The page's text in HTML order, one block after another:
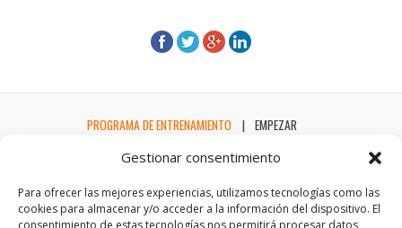
Gestionar consentimiento
Para ofrecer las mejores experiencias, utilizamos tecnologías como las
cookies para almacenar y/o acceder a la información del dispositivo. El
consentimiento de estas tecnologías nos permitirá procesar datos
PROGRAMA DE ENTRENAMIENTO EMPEZAR